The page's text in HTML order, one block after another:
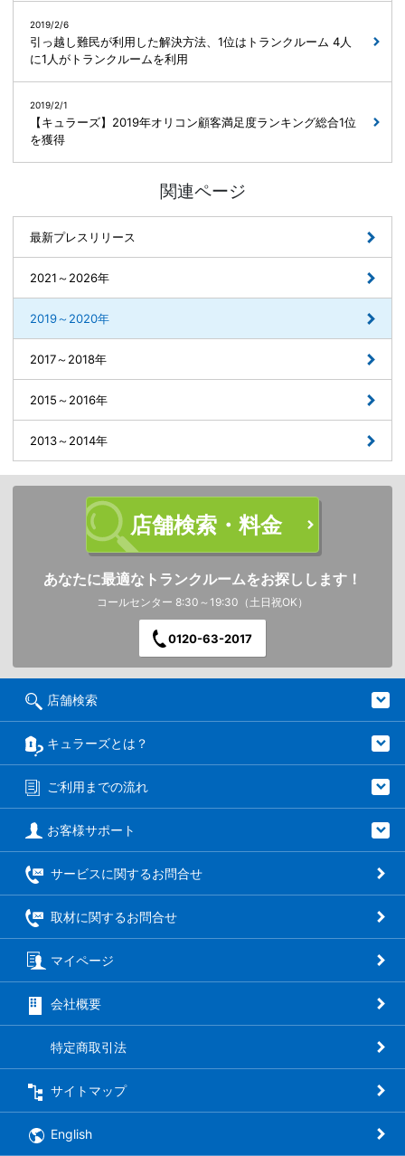
2019/2/6
引っ越し難民が利用した解決方法、1位はトランクルーム 4人
に1人がトランクルームを利用
2019/2/1
【キュラーズ】2019年オリコン顧客満足度ランキング総合1位
を獲得
関連ページ
最新プレスリリース
2021～2026年
2019～2020年
2017～2018年
2015～2016年
2013～2014年
店舗検索・料金
あなたに最適なトランクルームをお探しします！
コールセンター 8:30～19:30（土日祝OK）
0120-63-2017
店舗検索
キュラーズとは？
ご利用までの流れ
お客様サポート
サービスに関するお問合せ
取材に関するお問合せ
マイページ
会社概要
特定商取引法
サイトマップ
English